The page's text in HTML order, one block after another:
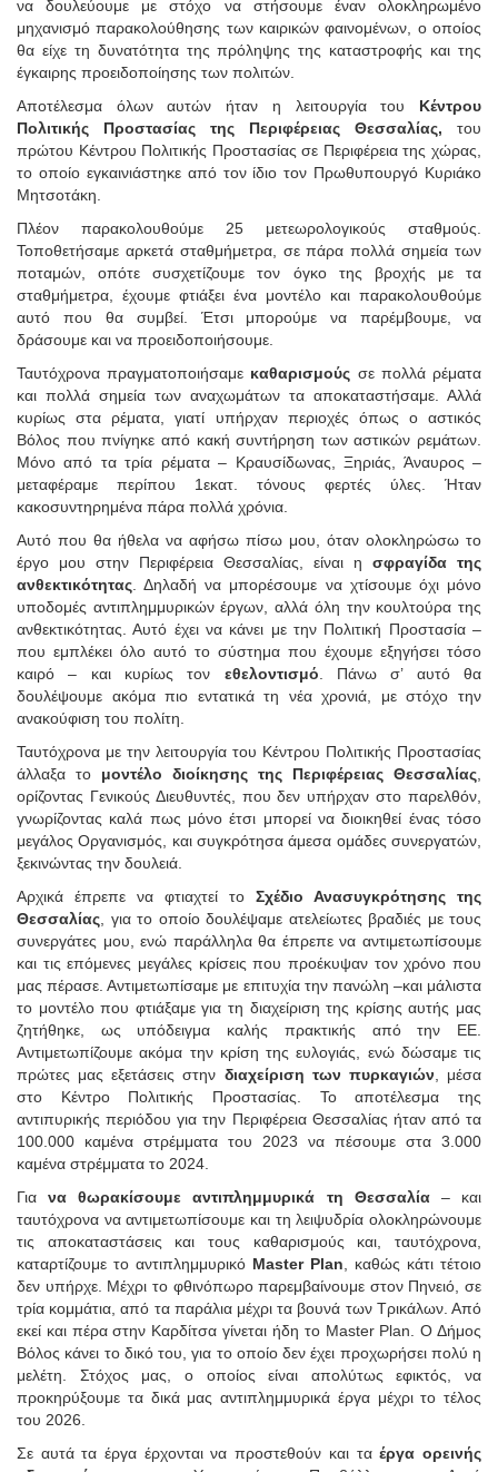
να δουλεύουμε με στόχο να στήσουμε έναν ολοκληρωμένο
μηχανισμό παρακολούθησης των καιρικών φαινομένων, ο οποίος
θα είχε τη δυνατότητα της πρόληψης της καταστροφής και της
έγκαιρης προειδοποίησης των πολιτών.
Αποτέλεσμα όλων αυτών ήταν η λειτουργία του Κέντρου
Πολιτικής Προστασίας της Περιφέρειας Θεσσαλίας, του
πρώτου Κέντρου Πολιτικής Προστασίας σε Περιφέρεια της χώρας,
το οποίο εγκαινιάστηκε από τον ίδιο τον Πρωθυπουργό Κυριάκο
Μητσοτάκη.
Πλέον παρακολουθούμε 25 μετεωρολογικούς σταθμούς.
Τοποθετήσαμε αρκετά σταθμήμετρα, σε πάρα πολλά σημεία των
ποταμών, οπότε συσχετίζουμε τον όγκο της βροχής με τα
σταθμήμετρα, έχουμε φτιάξει ένα μοντέλο και παρακολουθούμε
αυτό που θα συμβεί. Έτσι μπορούμε να παρέμβουμε, να
δράσουμε και να προειδοποιήσουμε.
Ταυτόχρονα πραγματοποιήσαμε καθαρισμούς σε πολλά ρέματα
και πολλά σημεία των αναχωμάτων τα αποκαταστήσαμε. Αλλά
κυρίως στα ρέματα, γιατί υπήρχαν περιοχές όπως ο αστικός
Βόλος που πνίγηκε από κακή συντήρηση των αστικών ρεμάτων.
Μόνο από τα τρία ρέματα – Κραυσίδωνας, Ξηριάς, Άναυρος –
μεταφέραμε περίπου 1εκατ. τόνους φερτές ύλες. Ήταν
κακοσυντηρημένα πάρα πολλά χρόνια.
Αυτό που θα ήθελα να αφήσω πίσω μου, όταν ολοκληρώσω το
έργο μου στην Περιφέρεια Θεσσαλίας, είναι η σφραγίδα της
ανθεκτικότητας . Δηλαδή να μπορέσουμε να χτίσουμε όχι μόνο
υποδομές αντιπλημμυρικών έργων, αλλά όλη την κουλτούρα της
ανθεκτικότητας. Αυτό έχει να κάνει με την Πολιτική Προστασία –
που εμπλέκει όλο αυτό το σύστημα που έχουμε εξηγήσει τόσο
καιρό – και κυρίως τον εθελοντισμό . Πάνω σ’ αυτό θα
δουλέψουμε ακόμα πιο εντατικά τη νέα χρονιά, με στόχο την
ανακούφιση του πολίτη.
Ταυτόχρονα με την λειτουργία του Κέντρου Πολιτικής Προστασίας
άλλαξα το μοντέλο διοίκησης της Περιφέρειας Θεσσαλίας
ορίζοντας Γενικούς Διευθυντές, που δεν υπήρχαν στο παρελθόν,
γνωρίζοντας καλά πως μόνο έτσι μπορεί να διοικηθεί ένας τόσο
μεγάλος Οργανισμός, και συγκρότησα άμεσα ομάδες συνεργατών,
ξεκινώντας την δουλειά.
Αρχικά έπρεπε να φτιαχτεί το Σχέδιο Ανασυγκρότησης της
Θεσσαλίας , για το οποίο δουλέψαμε ατελείωτες βραδιές με τους
συνεργάτες μου, ενώ παράλληλα θα έπρεπε να αντιμετωπίσουμε
και τις επόμενες μεγάλες κρίσεις που προέκυψαν τον χρόνο που
μας πέρασε. Αντιμετωπίσαμε με επιτυχία την πανώλη –και μάλιστα
το μοντέλο που φτιάξαμε για τη διαχείριση της κρίσης αυτής μας
ζητήθηκε, ως υπόδειγμα καλής πρακτικής από την ΕΕ.
Αντιμετωπίζουμε ακόμα την κρίση της ευλογιάς, ενώ δώσαμε τις
πρώτες μας εξετάσεις στην διαχείριση των πυρκαγιών, μέσα
στο Κέντρο Πολιτικής Προστασίας. Το αποτέλεσμα της
αντιπυρικής περιόδου για την Περιφέρεια Θεσσαλίας ήταν από τα
100.000 καμένα στρέμματα του 2023 να πέσουμε στα 3.000
καμένα στρέμματα το 2024.
Γιανα θωρακίσουμε αντιπλημμυρικά τη Θεσσαλία– και
ταυτόχρονα να αντιμετωπίσουμε και τη λειψυδρία ολοκληρώνουμε
τις αποκαταστάσεις και τους καθαρισμούς και, ταυτόχρονα,
καταρτίζουμε το αντιπλημμυρικό Master Plan , καθώς κάτι τέτοιο
δεν υπήρχε. Μέχρι το φθινόπωρο παρεμβαίνουμε στον Πηνειό, σε
τρία κομμάτια, από τα παράλια μέχρι τα βουνά των Τρικάλων. Από
εκεί και πέρα στην Καρδίτσα γίνεται ήδη το Master Plan. Ο Δήμος
Βόλος κάνει το δικό του, για το οποίο δεν έχει προχωρήσει πολύ η
μελέτη. Στόχος μας, ο οποίος είναι απολύτως εφικτός, να
προκηρύξουμε τα δικά μας αντιπλημμυρικά έργα μέχρι το τέλος
του 2026.
Σε αυτά τα έργα έρχονται να προστεθούν και ταέργα ορεινής